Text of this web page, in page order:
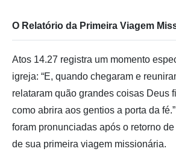
O Relatório da Primeira Viagem
Atos 14.27 registra um momento
igreja: “E, quando chegaram e
relataram quão grandes coisas Deus
como abrira aos gentios a porta da
foram pronunciadas após o retorno
de sua primeira viagem missionária.